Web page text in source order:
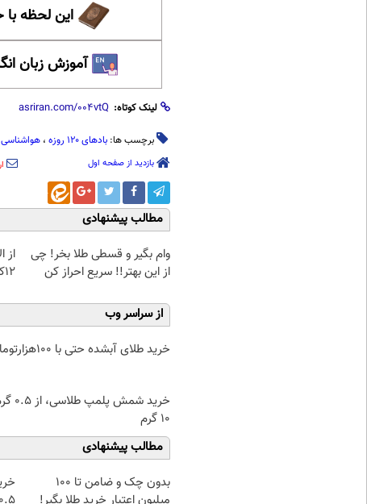
این لحظه
آموزش زبان
لینک کوتاه:
برچسب ها: بادهای ۱۲۰ روزه ،
بازدید از صفحه اول
مطالب پیشنهادی
وام بگیر و قسطی طلا بخر! چی
از این بهتر!! سریع احراز کن
از
12کیلو چربی میسوزونی🧨
از سراسر وب
خرید طلای آبشده حتی با ۱۰۰هزارتومان
خرید شمش
۱۰ گرم
مطالب پیشنهادی
بدون چک و ضامن تا 100